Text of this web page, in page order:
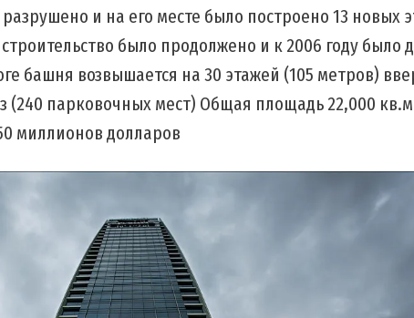
и на его месте было построено 13 новых
было продолжено и к 2006 году было
башня возвышается на 30 этажей (105 метров)
(240 парковочных мест) Общая площадь 22,000
миллионов долларов